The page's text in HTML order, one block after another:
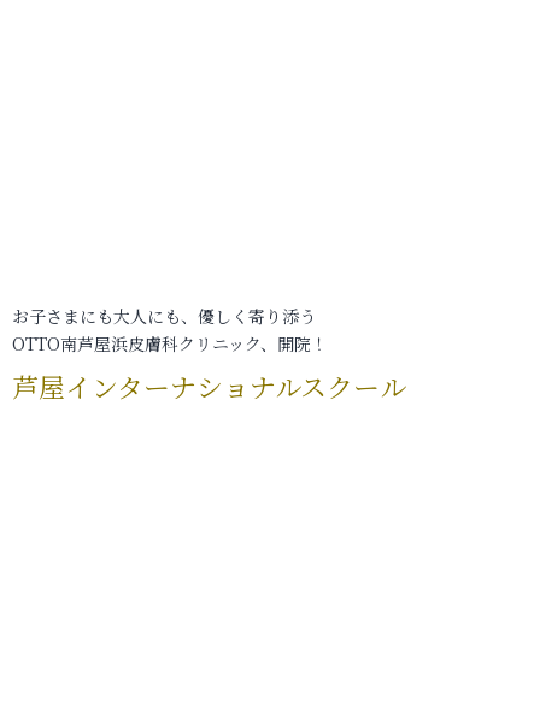
お子さまにも大人にも、優しく寄り添う
OTTO南芦屋浜皮膚科クリニック、開院！
芦屋インターナショナルスクール